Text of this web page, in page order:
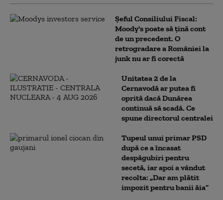
Șeful Consiliului Fiscal:
Moody's poate să țină cont
de un precedent. O
retrogradare a României la
junk nu ar fi corectă
Unitatea 2 de la
Cernavodă ar putea fi
oprită dacă Dunărea
continuă să scadă. Ce
spune directorul centralei
Tupeul unui primar PSD
după ce a încasat
despăgubiri pentru
secetă, iar apoi a vândut
recolta: „Dar am plătit
impozit pentru banii ăia”